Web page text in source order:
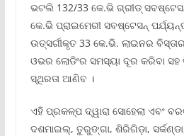
ଭଟଲି 132/33 କେ.ଭି ଗ୍ରୀଡ୍
କେ.ଭି ପ୍ରାଇମେରୀ ସବଷ୍ଟେସନ୍
ଉତ୍ସର୍ଗୀକୃତ 33 କେ.ଭି. ଲାଇନର ବିସ୍ତାର
ଓଭର ଲୋଡିଂର ସମସ୍ୟା ଦୂର କରିବା
ସ୍ଥିରତା ଆଣିବ ।
ଏହି ପ୍ରକଳ୍ପ ଦ୍ୱାରା ସୋହେଲା ଏବଂ
ଦଶମାଇଲ୍, ତୁରୁଙ୍ଗା, ଶିରିଗିଡ଼ା,